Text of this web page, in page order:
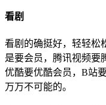
看剧
看剧的确挺好，轻轻松
是要会员，腾讯视频要
优酷要优酷会员，B站
万万不可能的。